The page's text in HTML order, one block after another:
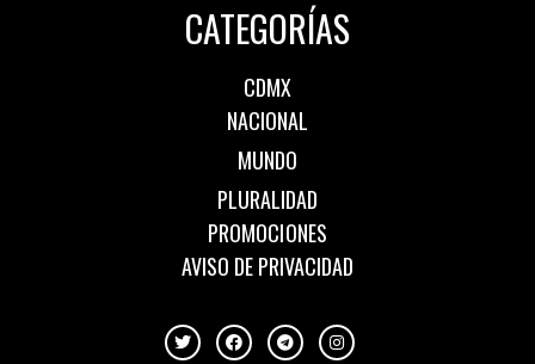
CATEGORÍAS
CDMX
NACIONAL
MUNDO
PLURALIDAD
PROMOCIONES
AVISO DE PRIVACIDAD